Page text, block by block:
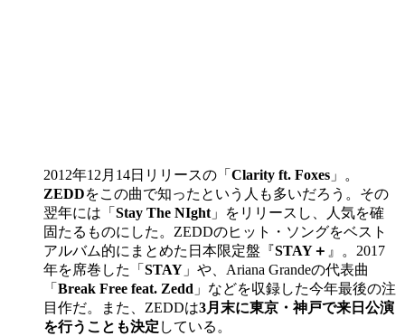
2012年12月14日リリースの「 Clarity ft. Foxes 」。
ZEDDをこの曲で知ったという人も多いだろう。その
翌年には「 Stay The NIght 」をリリースし、人気を確
固たるものにした。ZEDDのヒット・ソングをベスト
アルバム的にまとめた日本限定盤『STAY＋ 』。2017
年を席巻した「 STAY 」や、Ariana Grandeの代表曲
「 Break Free feat. Zedd 」などを収録した今年最後の注
目作だ。また、ZEDDは3月末に東京・神戸で来日公演
を行うことも決定 している。